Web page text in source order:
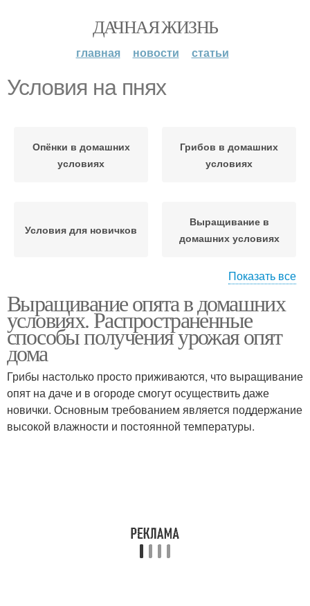
ДАЧНАЯ ЖИЗНЬ
главная новости статьи
Условия на пнях
Опёнки в домашних
условиях
Грибов в домашних
условиях
Условия для новичков
Выращивание в
домашних условиях
Выращивание на пне Опёнки на пнях
Показать все
Выращивание опята в домашних
условиях. Распространенные
способы получения урожая опят
дома
Грибы настолько просто приживаются, что выращивание
опят на даче и в огороде смогут осуществить даже
новички. Основным требованием является поддержание
высокой влажности и постоянной температуры.